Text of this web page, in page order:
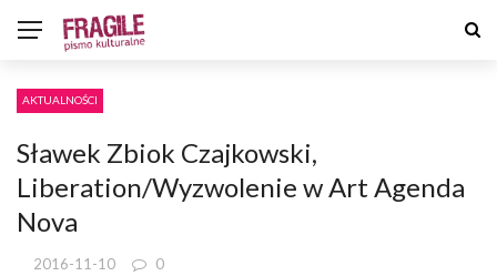
AKTUALNOŚCI
Sławek Zbiok Czajkowski,
Liberation/Wyzwolenie w Art Agenda
Nova
2016-11-10 0